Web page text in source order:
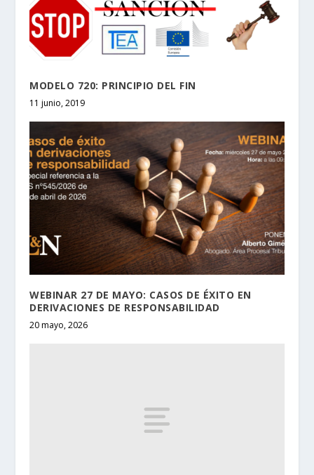
MODELO 720: PRINCIPIO DEL FIN
11 junio, 2019
WEBINAR 27 DE MAYO: CASOS DE ÉXITO EN
DERIVACIONES DE RESPONSABILIDAD
20 mayo, 2026